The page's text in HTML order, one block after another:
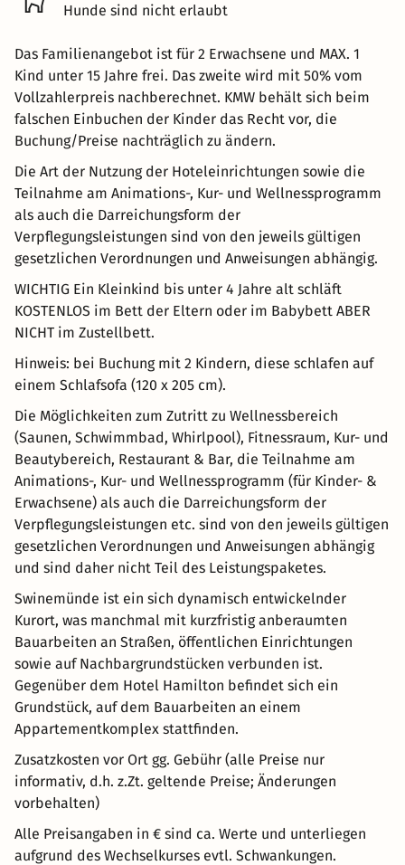
Hunde sind nicht erlaubt
Das Familienangebot ist für 2 Erwachsene und MAX. 1
Kind unter 15 Jahre frei. Das zweite wird mit 50% vom
Vollzahlerpreis nachberechnet. KMW behält sich beim
falschen Einbuchen der Kinder das Recht vor, die
Buchung/Preise nachträglich zu ändern.
Die Art der Nutzung der Hoteleinrichtungen sowie die
Teilnahme am Animations-, Kur- und Wellnessprogramm
als auch die Darreichungsform der
Verpflegungsleistungen sind von den jeweils gültigen
gesetzlichen Verordnungen und Anweisungen abhängig.
WICHTIG Ein Kleinkind bis unter 4 Jahre alt schläft
KOSTENLOS im Bett der Eltern oder im Babybett ABER
NICHT im Zustellbett.
Hinweis: bei Buchung mit 2 Kindern, diese schlafen auf
einem Schlafsofa (120 x 205 cm).
Die Möglichkeiten zum Zutritt zu Wellnessbereich
(Saunen, Schwimmbad, Whirlpool), Fitnessraum, Kur- und
Beautybereich, Restaurant & Bar, die Teilnahme am
Animations-, Kur- und Wellnessprogramm (für Kinder- &
Erwachsene) als auch die Darreichungsform der
Verpflegungsleistungen etc. sind von den jeweils gültigen
gesetzlichen Verordnungen und Anweisungen abhängig
und sind daher nicht Teil des Leistungspaketes.
Swinemünde ist ein sich dynamisch entwickelnder
Kurort, was manchmal mit kurzfristig anberaumten
Bauarbeiten an Straßen, öffentlichen Einrichtungen
sowie auf Nachbargrundstücken verbunden ist.
Gegenüber dem Hotel Hamilton befindet sich ein
Grundstück, auf dem Bauarbeiten an einem
Appartementkomplex stattfinden.
Zusatzkosten vor Ort gg. Gebühr (alle Preise nur
informativ, d.h. z.Zt. geltende Preise; Änderungen
vorbehalten)
Alle Preisangaben in € sind ca. Werte und unterliegen
aufgrund des Wechselkurses evtl. Schwankungen.